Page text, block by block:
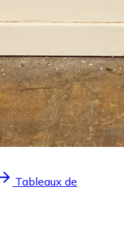
Tableaux de